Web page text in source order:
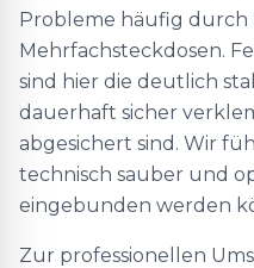
Probleme häufig durch
Mehrfachsteckdosen.
sind hier die deutlich
dauerhaft sicher
abgesichert sind. Wir
technisch sauber und
eingebunden werden
Zur professionellen